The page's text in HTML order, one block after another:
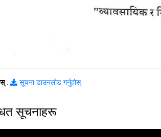
: सूचना डाउनलोड गर्नुहोस्
सूचनाहरू